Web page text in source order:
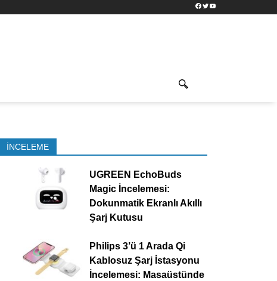
Facebook
TwitterYouTube
İNCELEME
UGREEN EchoBuds
Magic İncelemesi:
Dokunmatik Ekranlı Akıllı
Şarj Kutusu
Philips 3’ü 1 Arada Qi
Kablosuz Şarj İstasyonu
İncelemesi: Masaüstünde